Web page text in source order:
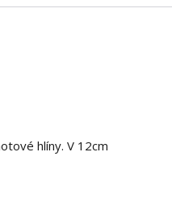
hlíny. V 12cm